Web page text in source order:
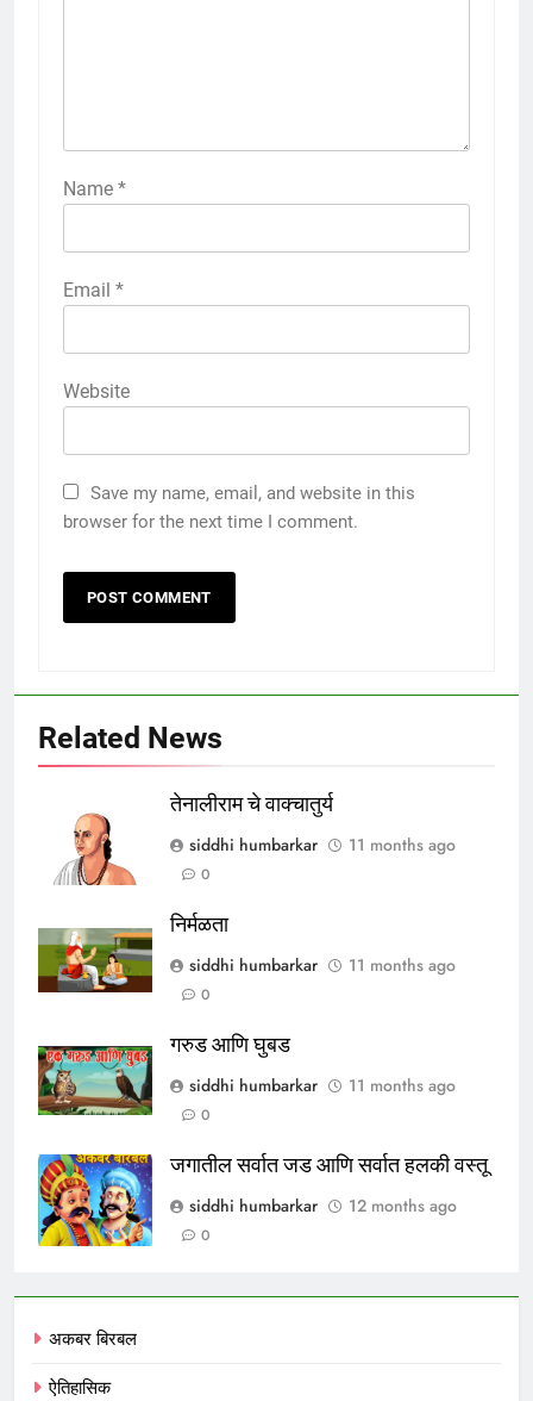
Name *
Email *
Website
Save my name, email, and website in this
browser for the next time I comment.
Related News
तेनालीराम चे वाक्चातुर्य
siddhi humbarkar
11 months ago
0
निर्मळता
siddhi humbarkar
11 months ago
0
गरुड आणि घुबड
siddhi humbarkar
11 months ago
0
जगातील सर्वात जड आणि सर्वात हलकी वस्तू
siddhi humbarkar
12 months ago
0
अकबर बिरबल
ऐतिहासिक